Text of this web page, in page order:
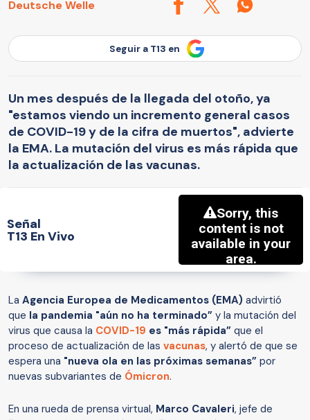
Deutsche Welle
Seguir a T13 en
Un mes después de la llegada del otoño, ya
"estamos viendo un incremento general casos
de COVID-19 y de la cifra de muertos", advierte
la EMA. La mutación del virus es más rápida que
la actualización de las vacunas.
Señal
T13 En Vivo
La Agencia Europea de Medicamentos (EMA) advirtió
que la pandemia "aún no ha terminado” y la mutación del
virus que causa la COVID-19 es "más rápida” que el
proceso de actualización de las vacunas, y alertó de que se
espera una "nueva ola en las próximas semanas” por
nuevas subvariantes de Ómicron.
En una rueda de prensa virtual, Marco Cavaleri, jefe de